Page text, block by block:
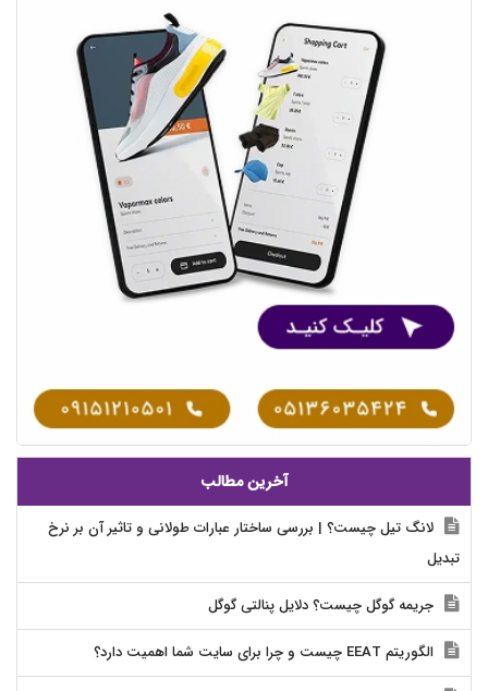
آخرین مطالب
لانگ تیل چیست؟ | بررسی ساختار عبارات طولانی و تاثیر آن بر نرخ
تبدیل
جریمه گوگل چیست؟ دلایل پنالتی گوگل
الگوریتم EEAT چیست و چرا برای سایت شما اهمیت دارد؟